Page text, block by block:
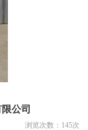
公司
浏览次数： 145次